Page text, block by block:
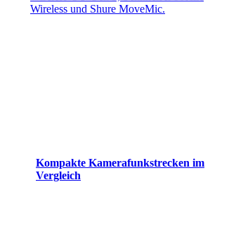
Kompakte Kamerafunkstrecken im
Vergleich